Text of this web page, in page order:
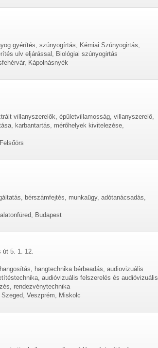
gyérítés, szúnyogírtás, Kémiai Szúnyogirtás,
ulv eljárással, Biológiai szúnyogirtás
Kápolnásnyék
villanyszerelők, épületvillamosság, villanyszerelő,
karbantartás, mérőhelyek kivitelezése,
bérszámfejtés, munkaügy, adótanácsadás,
Budapest
út 5. 1. 12.
hangtechnika bérbeadás, audiovizuális
audióvizuális felszerelés és audióvizuális
rendezvénytechnika
Veszprém, Miskolc